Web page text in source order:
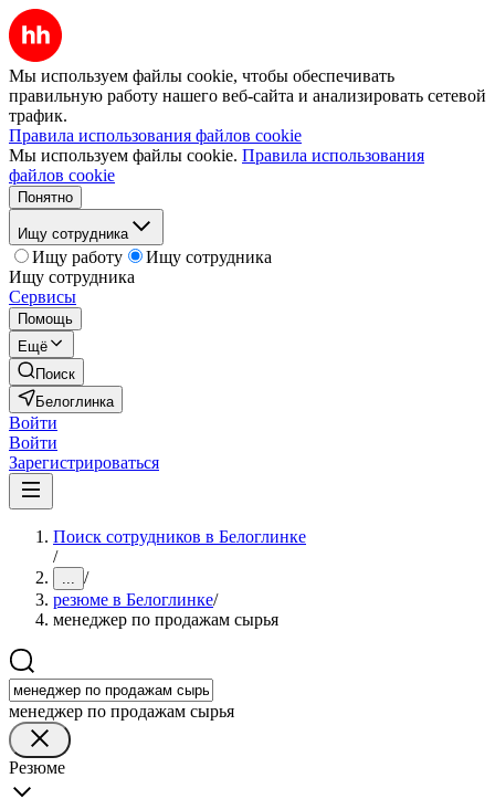
Мы используем файлы cookie, чтобы обеспечивать
правильную работу нашего веб-сайта и анализировать сетевой
трафик.
Правила использования файлов cookie
Мы используем файлы cookie. Правила использования
файлов cookie
Понятно
Ищу сотрудника
Ищу работу
Ищу сотрудника
Ищу сотрудника
Сервисы
Помощь
Ещё
Поиск
Белоглинка
Войти
Войти
Зарегистрироваться
Поиск сотрудников в Белоглинке
/
... /
резюме в Белоглинке/
менеджер по продажам сырья
менеджер по продажам сырья
Резюме